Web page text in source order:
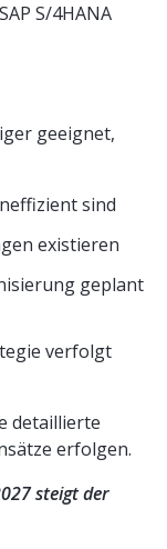
S/4HANA
geeignet,
sind
existieren
geplant
verfolgt
detaillierte
erfolgen.
steigt der